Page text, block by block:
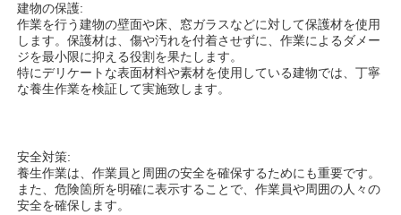
建物の保護:
作業を行う建物の壁面や床、窓ガラスなどに対して保護材を使用
します。保護材は、傷や汚れを付着させずに、作業によるダメー
ジを最小限に抑える役割を果たします。
特にデリケートな表面材料や素材を使用している建物では、丁寧
な養生作業を検証して実施致します。
安全対策:
養生作業は、作業員と周囲の安全を確保するためにも重要です。
また、危険箇所を明確に表示することで、作業員や周囲の人々の
安全を確保します。